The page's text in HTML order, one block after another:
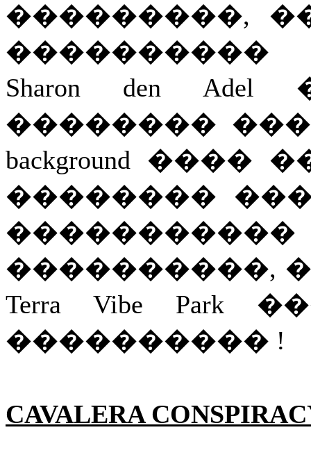
���������, ����
����������
Sharon den
��������
background
��������
����������,
Terra Vibe Park
���������� !
CAVALERA